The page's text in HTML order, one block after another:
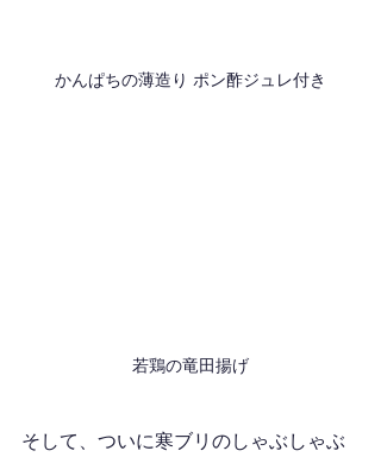
かんぱちの薄造り ポン酢ジュレ付き
若鶏の竜田揚げ
そして、ついに寒ブリのしゃぶしゃぶ